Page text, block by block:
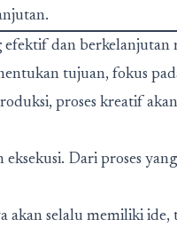
efektif dan berkelanjutan
tujuan, fokus
proses kreatif
Dari proses
akan selalu memiliki